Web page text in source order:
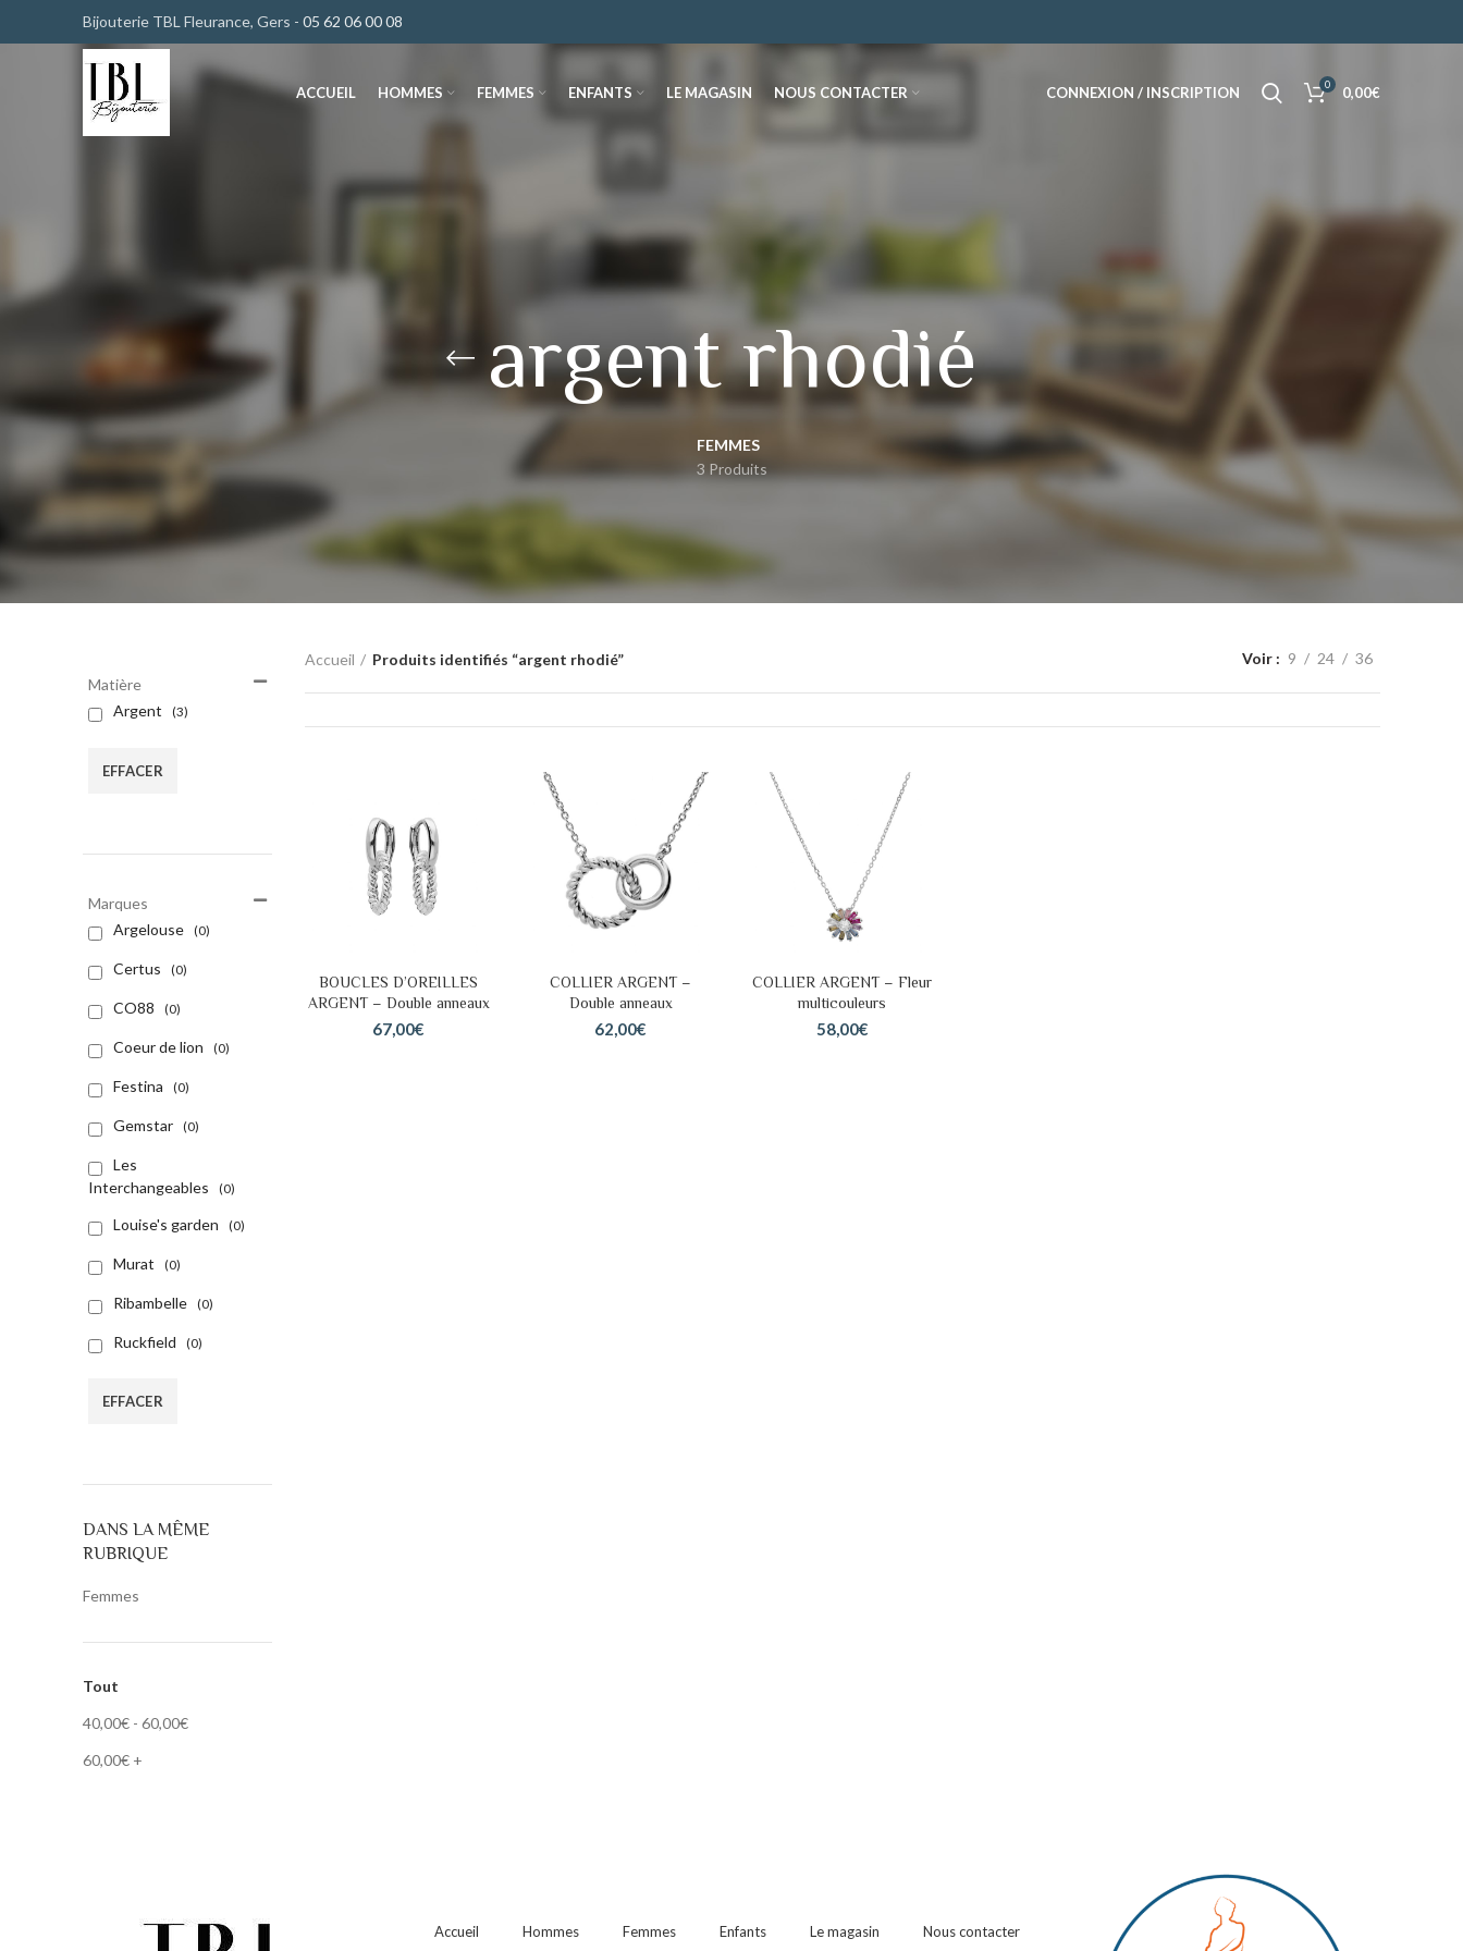
ACCUEIL HOMMES FEMMES ENFANTS LE MAGASIN NOUS CONTACTER CONNEXION / INSCRIPTION 0 0,00€
argent rhodié
FEMMES
3 Produits
Matière
Argent
(3)
EFFACER
Marques
Argelouse
(0)
Certus (0)
CO88 (0)
Coeur de lion (0)
Festina (0)
Gemstar (0)
Les
Interchangeables
(0)
Louise's garden (0)
Murat (0)
Ribambelle (0)
Ruckfield (0)
EFFACER
DANS LA MÊME
RUBRIQUE
Femmes
Tout
40,00€ - 60,00€
60,00€ +
Accueil Produits identifiés “argent rhodié” Voir 9 24 36
AJOUTER AU PANIER
BOUCLES D’OREILLES
ARGENT – Double anneaux
67,00€
AJOUTER AU PANIER
COLLIER ARGENT –
Double anneaux
62,00€
AJOUTER AU PANIER
COLLIER ARGENT – Fleur
multicouleurs
58,00€
Accueil Hommes Femmes Enfants Le magasin Nous contacter
Bijouterie TBL Fleurance, Gers - 05 62 06 00 08